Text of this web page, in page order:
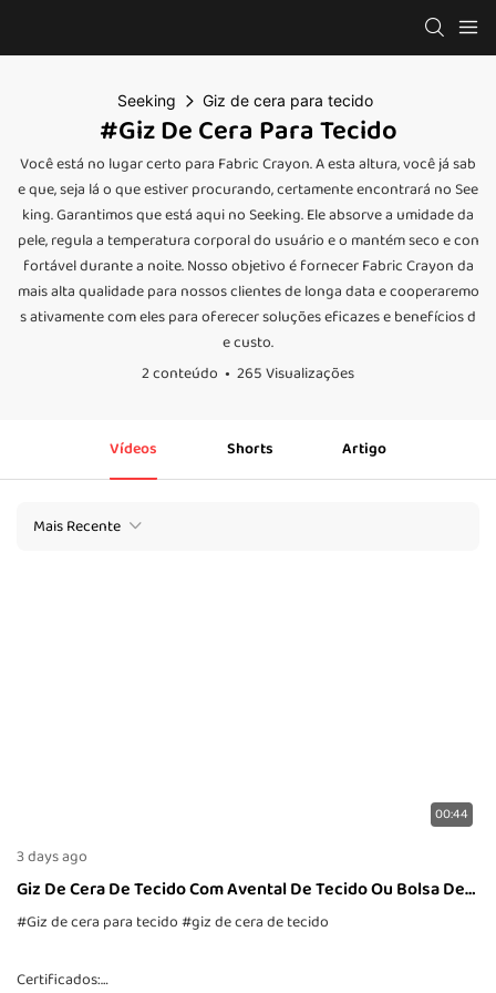
Seeking Giz de cera para tecido
#Giz De Cera Para Tecido
Você está no lugar certo para Fabric Crayon. A esta altura, você já sab
e que, seja lá o que estiver procurando, certamente encontrará no See
king. Garantimos que está aqui no Seeking. Ele absorve a umidade da
pele, regula a temperatura corporal do usuário e o mantém seco e con
fortável durante a noite. Nosso objetivo é fornecer Fabric Crayon da
mais alta qualidade para nossos clientes de longa data e cooperaremo
s ativamente com eles para oferecer soluções eficazes e benefícios d
e custo.
2 conteúdo
265 Visualizações
Vídeos Shorts Artigo
Mais Recente
00:44
3 days ago
Giz De Cera De Tecido Com Avental De Tecido Ou Bolsa De
Tecido
#Giz de cera para tecido#giz de cera de tecido
Certificados: